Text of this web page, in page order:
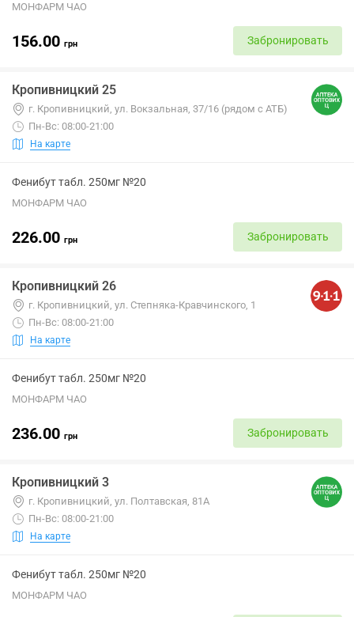
МОНФАРМ ЧАО
156.00 грн Забронировать
Кропивницкий 25
г. Кропивницкий, ул. Вокзальная, 37/16 (рядом с АТБ)
Пн-Вс: 08:00-21:00
На карте
Фенибут табл. 250мг №20
МОНФАРМ ЧАО
226.00 грн Забронировать
Кропивницкий 26
г. Кропивницкий, ул. Степняка-Кравчинского, 1
Пн-Вс: 08:00-21:00
На карте
Фенибут табл. 250мг №20
МОНФАРМ ЧАО
236.00 грн Забронировать
Кропивницкий 3
г. Кропивницкий, ул. Полтавская, 81А
Пн-Вс: 08:00-21:00
На карте
Фенибут табл. 250мг №20
МОНФАРМ ЧАО